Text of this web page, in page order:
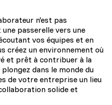
n'est pas
passerelle vers une
vos équipes et en
créez un environnement où
et prêt à contribuer à la
dans le monde du
de votre entreprise un lieu
solide et